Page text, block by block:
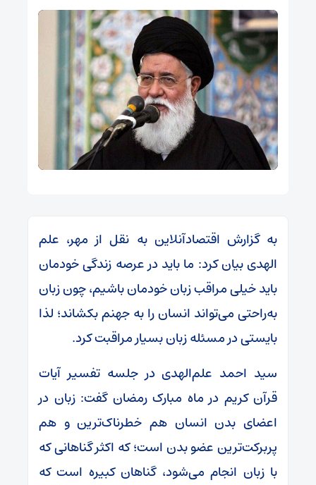
به گزارش اقتصادآنلاین به نقل از مهر، علم
الهدی بیان کرد: ما باید در عرصه زندگی خودمان
باید خیلی مراقب زبان خودمان باشیم، چون زبان
به‌راحتی می‌تواند انسان را به جهنم بکشاند؛ لذا
بایستی در مسئله زبان بسیار مراقبت کرد.
سید احمد علم‌الهدی در جلسه تفسیر آیات
قرآن کریم در ماه مبارک رمضان گفت: زبان در
اعضای بدن انسان هم خطرناک‌ترین و هم
پربرکت‌ترین عضو بدن است؛ که اکثر گناهانی که
با زبان انجام می‌شود، گناهان کبیره است که